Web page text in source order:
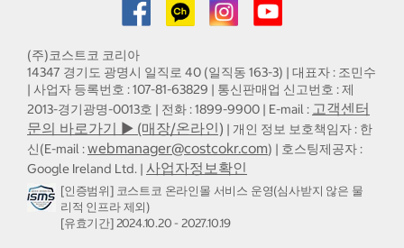
(주)코스트코 코리아
14347 경기도 광명시 일직로 40 (일직동 163-3) | 대표자 : 조민수
| 사업자 등록번호 : 107-81-63829 | 통신판매업 신고번호 : 제
2013-경기광명-0013호 | 전화 : 1899-9900 | E-mail : 고객센터
문의 바로가기 ▶ (매장/온라인) | 개인 정보 보호책임자 : 한
신(E-mail :webmanager@costcokr.com) | 호스팅제공자 :
Google Ireland Ltd. | 사업자정보확인
[인증범위] 코스트코 온라인몰 서비스 운영(심사받지 않은 물
리적 인프라 제외)
[유효기간] 2024.10.20 - 2027.10.19